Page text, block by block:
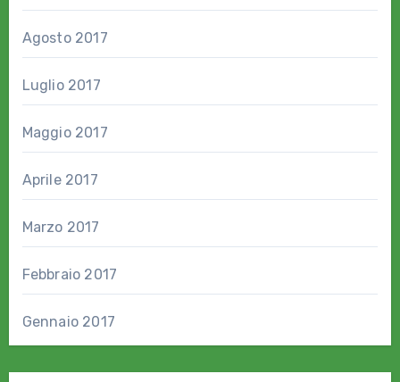
Agosto 2017
Luglio 2017
Maggio 2017
Aprile 2017
Marzo 2017
Febbraio 2017
Gennaio 2017